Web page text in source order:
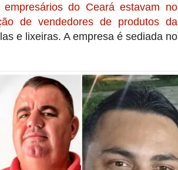
do Ceará estavam no
de vendedores de produtos da
e lixeiras. A empresa é sediada no